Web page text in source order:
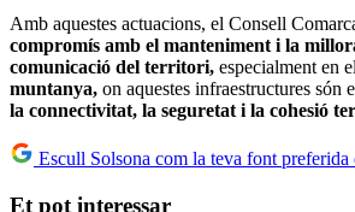
Amb aquestes actuacions, el Consell
compromís amb el manteniment i la
comunicació del territori, especialment en
muntanya, on aquestes infraestructures són
la connectivitat, la seguretat i la cohesió
Escull Solsona com la teva font preferida
Et pot interessar